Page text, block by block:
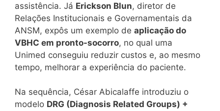
assistência. Já Erickson Blun, diretor de
Relações Institucionais e Governamentais da
ANSM, expôs um exemplo de aplicação do
VBHC em pronto-socorro, no qual uma
Unimed conseguiu reduzir custos e, ao mesmo
tempo, melhorar a experiência do paciente.
Na sequência, César Abicalaffe introduziu o
modelo DRG (Diagnosis Related Groups) +